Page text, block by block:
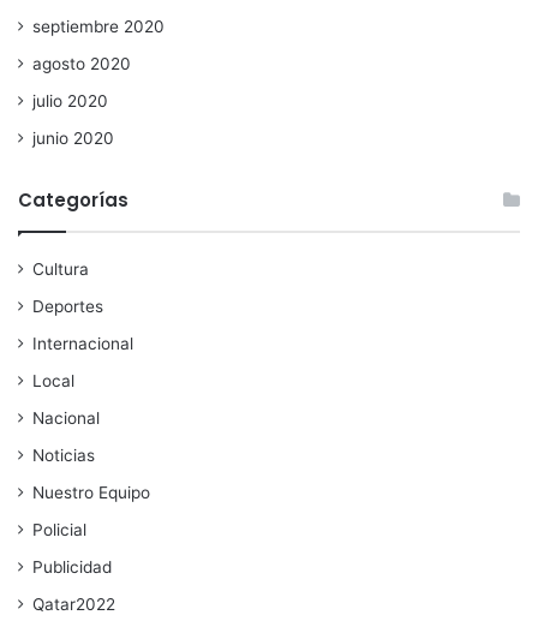
septiembre 2020
agosto 2020
julio 2020
junio 2020
Categorías
Cultura
Deportes
Internacional
Local
Nacional
Noticias
Nuestro Equipo
Policial
Publicidad
Qatar2022